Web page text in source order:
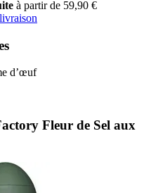
à partir de 59,90 €
d’œuf
Fleur de Sel aux